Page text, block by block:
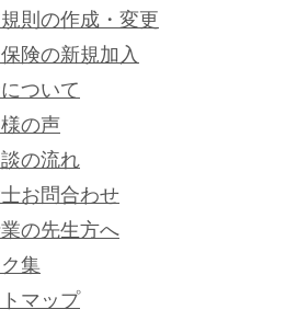
則の作成・変更
険の新規加入
ついて
の声
の流れ
お問合わせ
の先生方へ
集
マップ